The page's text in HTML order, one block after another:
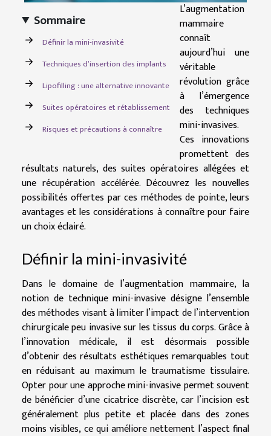
Sommaire
Définir la mini-invasivité
Techniques d’insertion des implants
Lipofilling : une alternative innovante
Suites opératoires et rétablissement
Risques et précautions à connaître
L’augmentation
mammaire
connaît
aujourd’hui une
véritable
révolution grâce
à l’émergence
des techniques
mini-invasives.
Ces innovations
promettent des
résultats naturels, des suites opératoires allégées et
une récupération accélérée. Découvrez les nouvelles
possibilités offertes par ces méthodes de pointe, leurs
avantages et les considérations à connaître pour faire
un choix éclairé.
Définir la mini-invasivité
Dans le domaine de l’augmentation mammaire, la
notion de technique mini-invasive désigne l’ensemble
des méthodes visant à limiter l’impact de l’intervention
chirurgicale peu invasive sur les tissus du corps. Grâce à
l’innovation médicale, il est désormais possible
d’obtenir des résultats esthétiques remarquables tout
en réduisant au maximum le traumatisme tissulaire.
Opter pour une approche mini-invasive permet souvent
de bénéficier d’une cicatrice discrète, car l’incision est
généralement plus petite et placée dans des zones
moins visibles, ce qui améliore nettement l’aspect final